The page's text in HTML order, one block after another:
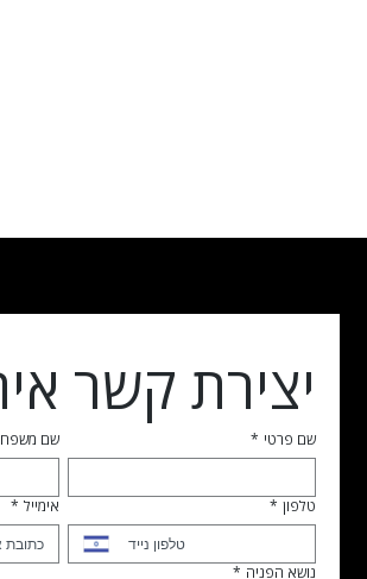
יצירת קשר
שם פרטי * שם
טלפון * אימייל *
נושא הפניה *